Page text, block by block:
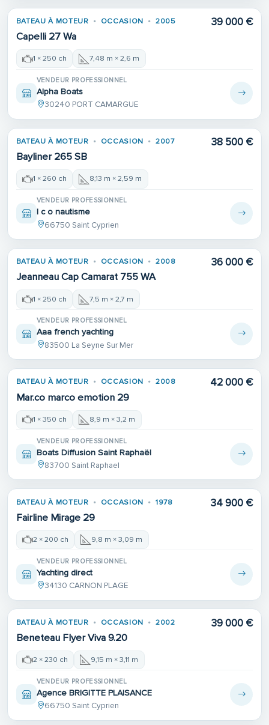
BATEAU À MOTEUR OCCASION 2005
Capelli 27 Wa
39 000 €
1 × 250 ch 7,48 m × 2,6 m
VENDEUR PROFESSIONNEL
Alpha Boats
30240 PORT CAMARGUE
BATEAU À MOTEUR OCCASION 2007
Bayliner 265 SB
38 500 €
1 × 260 ch 8,13 m × 2,59 m
VENDEUR PROFESSIONNEL
I c o nautisme
66750 Saint Cyprien
BATEAU À MOTEUR OCCASION 2008
Jeanneau Cap Camarat 755 WA
36 000 €
1 × 250 ch 7,5 m × 2,7 m
VENDEUR PROFESSIONNEL
Aaa french yachting
83500 La Seyne Sur Mer
BATEAU À MOTEUR OCCASION 2008
Mar.co marco emotion 29
42 000 €
1 × 350 ch 8,9 m × 3,2 m
VENDEUR PROFESSIONNEL
Boats Diffusion Saint Raphaël
83700 Saint Raphael
BATEAU À MOTEUR OCCASION 1978
Fairline Mirage 29
34 900 €
2 × 200 ch 9,8 m × 3,09 m
VENDEUR PROFESSIONNEL
Yachting direct
34130 CARNON PLAGE
BATEAU À MOTEUR OCCASION 2002
Beneteau Flyer Viva 9.20
39 000 €
2 × 230 ch 9,15 m × 3,11 m
VENDEUR PROFESSIONNEL
Agence BRIGITTE PLAISANCE
66750 Saint Cyprien